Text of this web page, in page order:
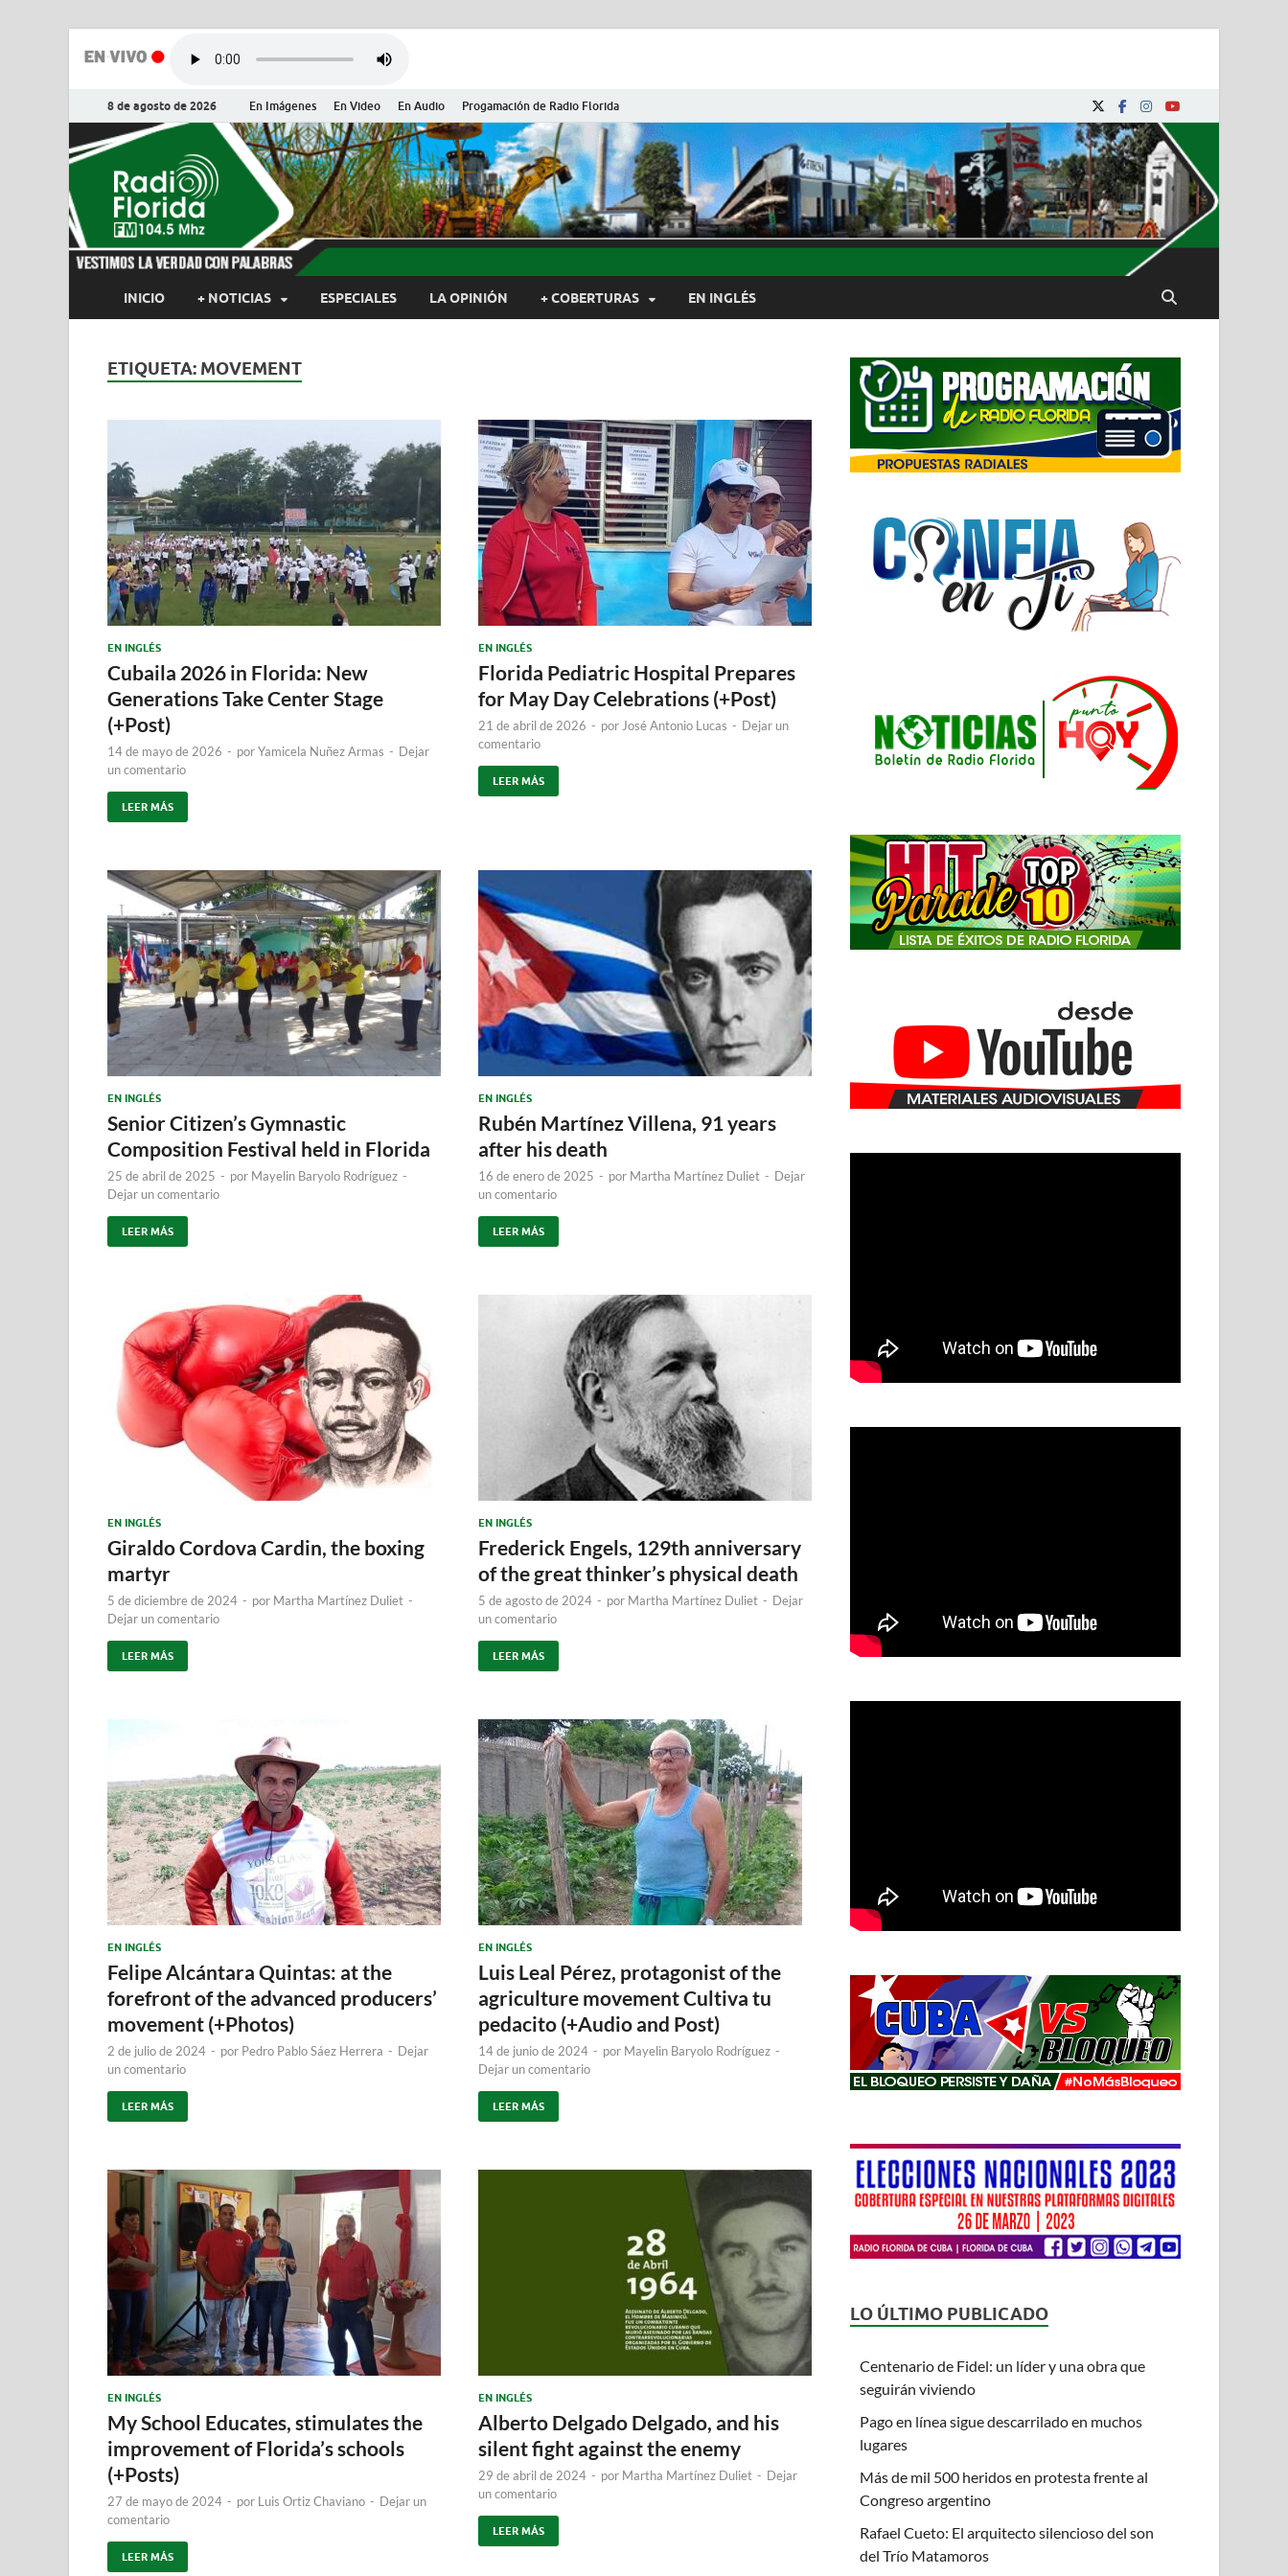
8 de agosto de 2026 En Imágenes En Video En Audio Progamación de Radio Florida
Radio Florida de Cuba
Noticias y Actualidades de Florida, Camagüey, Cuba
INICIO + NOTICIAS ESPECIALES LA OPINIÓN + COBERTURAS EN INGLÉS
ETIQUETA: MOVEMENT
EN INGLÉS
Cubaila 2026 in Florida: New
Generations Take Center Stage
(+Post)
14 de mayo de 2026 - porYamicela Nuñez Armas - Dejar
un comentario
LEER MÁS
EN INGLÉS
Florida Pediatric Hospital Prepares
for May Day Celebrations (+Post)
21 de abril de 2026 - por José Antonio Lucas - Dejar un
comentario
LEER MÁS
EN INGLÉS
Senior Citizen’s Gymnastic
Composition Festival held in Florida
25 de abril de 2025 - por Mayelin Baryolo Rodríguez -
Dejar un comentario
LEER MÁS
EN INGLÉS
Rubén Martínez Villena, 91 years
after his death
16 de enero de 2025 - por Martha Martínez Duliet - Dejar
un comentario
LEER MÁS
EN INGLÉS
Giraldo Cordova Cardin, the boxing
martyr
5 de diciembre de 2024 - por Martha Martínez Duliet -
Dejar un comentario
LEER MÁS
EN INGLÉS
Frederick Engels, 129th anniversary
of the great thinker’s physical death
5 de agosto de 2024 - por Martha Martínez Duliet - Dejar
un comentario
LEER MÁS
EN INGLÉS
Felipe Alcántara Quintas: at the
forefront of the advanced producers’
movement (+Photos)
2 de julio de 2024 - por Pedro Pablo Sáez Herrera - Dejar
un comentario
LEER MÁS
EN INGLÉS
Luis Leal Pérez, protagonist of the
agriculture movement Cultiva tu
pedacito (+Audio and Post)
14 de junio de 2024 - por Mayelin Baryolo Rodríguez -
Dejar un comentario
LEER MÁS
EN INGLÉS
My School Educates, stimulates the
improvement of Florida’s schools
(+Posts)
27 de mayo de 2024 - por Luis Ortiz Chaviano - Dejar un
comentario
LEER MÁS
EN INGLÉS
Alberto Delgado Delgado, and his
silent fight against the enemy
29 de abril de 2024 - por Martha Martínez Duliet - Dejar
un comentario
LEER MÁS
LO ÚLTIMO PUBLICADO
Centenario de Fidel: un líder y una obra que
seguirán viviendo
Pago en línea sigue descarrilado en muchos
lugares
Más de mil 500 heridos en protesta frente al
Congreso argentino
Rafael Cueto: El arquitecto silencioso del son
del Trío Matamoros